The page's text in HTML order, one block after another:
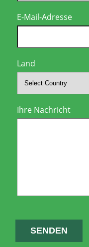
E-Mail-Adresse
Land
Ihre Nachricht